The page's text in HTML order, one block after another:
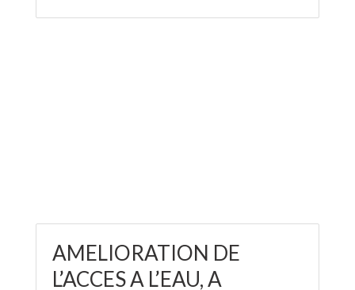
AMELIORATION DE
L’ACCES A L’EAU, A